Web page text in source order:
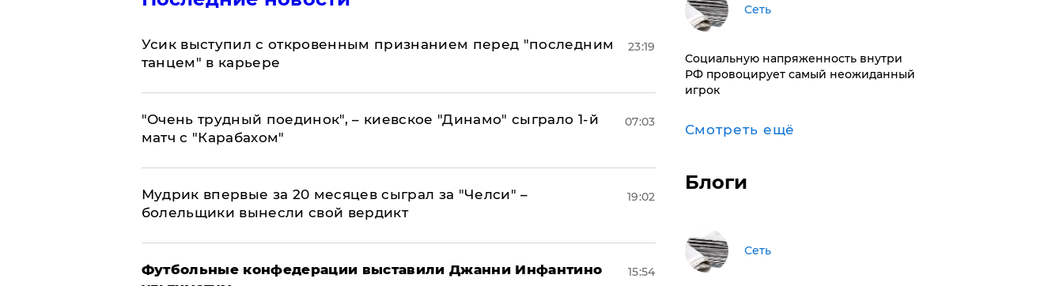
Усик выступил с откровенным признанием перед "последним
танцем" в карьере
23:19
"Очень трудный поединок", – киевское "Динамо" сыграло 1-й
матч с "Карабахом"
07:03
Мудрик впервые за 20 месяцев сыграл за "Челси" –
болельщики вынесли свой вердикт
19:02
Футбольные конфедерации выставили Джанни Инфантино
15:54
Сеть
Социальную напряженность внутри
РФ провоцирует самый неожиданный
игрок
Смотреть ещё
Блоги
Сеть